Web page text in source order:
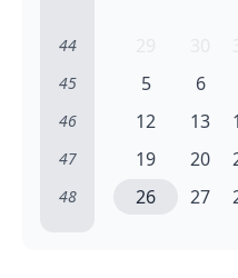
44
45 5 6
46 12 13
47 19 20
48 26 27